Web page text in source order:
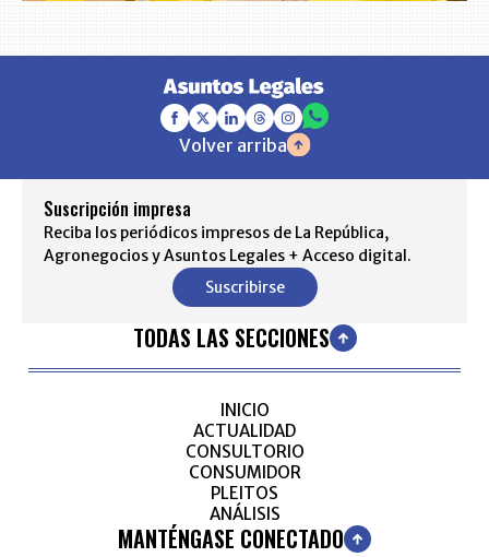
Volver arriba
Suscripción impresa
Reciba los periódicos impresos de La República,
Agronegocios y Asuntos Legales + Acceso digital.
Suscribirse
TODAS LAS SECCIONES
INICIO
ACTUALIDAD
CONSULTORIO
CONSUMIDOR
PLEITOS
ANÁLISIS
MANTÉNGASE CONECTADO